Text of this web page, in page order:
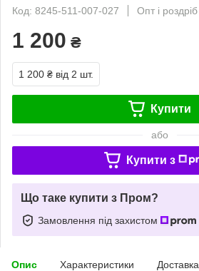
Код: 8245-511-007-027
Опт і роздріб
1 200 ₴
1 200 ₴ від 2 шт.
Купити
або
Купити з
Що таке купити з Пром?
Замовлення під захистом
Опис Характеристики Доставка